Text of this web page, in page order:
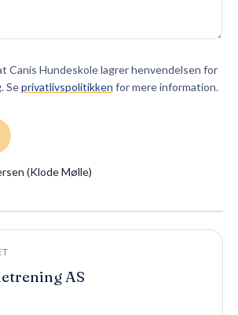
Canis Hundeskole lagrer henvendelsen for
Seprivatlivspolitikken for mere information.
(Klode Mølle)
AS